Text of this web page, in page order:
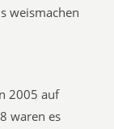
weismachen
2005 auf
waren es